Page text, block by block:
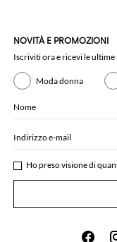
NOVITÀ E PROMOZIONI
Iscriviti ora e ricevi le
Moda donna
Nome
Indirizzo e-mail
Ho preso visione di